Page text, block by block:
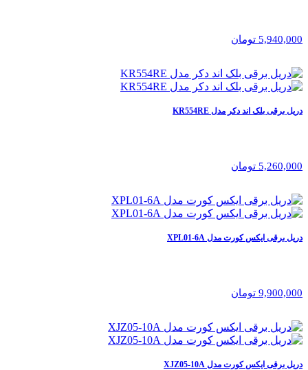
5,940,000 تومان
دریل برقی بلک اند دکر مدل KR554RE
5,260,000 تومان
دریل برقی ایکس کورت مدل XPL01-6A
9,900,000 تومان
دریل برقی ایکس کورت مدل XJZ05-10A